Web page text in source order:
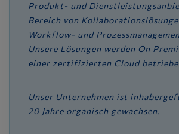
Produkt- und
Bereich von
Workflow- und
Unsere Lösungen werden On
einer zertifizierten Cloud
Unser Unternehmen ist
20 Jahre organisch gewachsen.